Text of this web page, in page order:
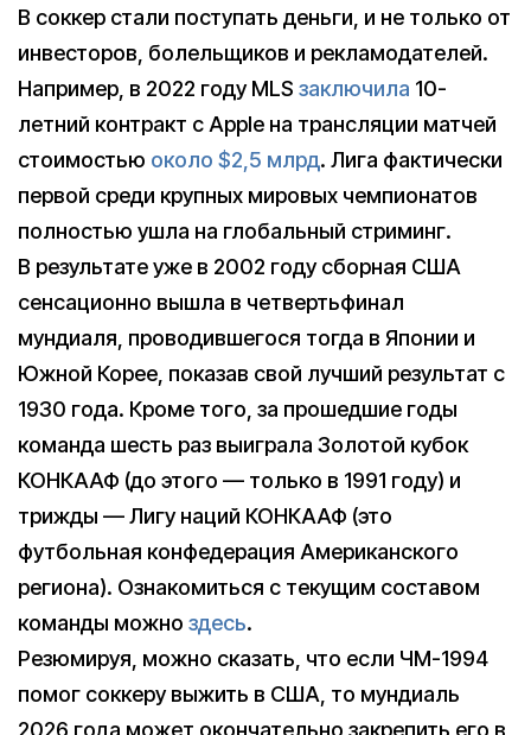
В соккер стали поступать деньги, и не только от
инвесторов, болельщиков и рекламодателей.
Например, в 2022 году MLS заключила 10-
летний контракт с Apple на трансляции матчей
стоимостью около $2,5 млрд. Лига фактически
первой среди крупных мировых чемпионатов
полностью ушла на глобальный стриминг.
В результате уже в 2002 году сборная США
сенсационно вышла в четвертьфинал
мундиаля, проводившегося тогда в Японии и
Южной Корее, показав свой лучший результат с
1930 года. Кроме того, за прошедшие годы
команда шесть раз выиграла Золотой кубок
КОНКААФ (до этого — только в 1991 году) и
трижды — Лигу наций КОНКААФ (это
футбольная конфедерация Американского
региона). Ознакомиться с текущим составом
команды можно здесь.
Резюмируя, можно сказать, что если ЧМ-1994
помог соккеру выжить в США, то мундиаль